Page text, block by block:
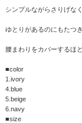
シンプルながらさりげな
ゆとりがあるのにもたつ
腰まわりをカバーするほ
■color
1.ivory
4.blue
5.beige
6.navy
■size